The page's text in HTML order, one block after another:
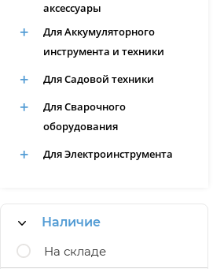
аксессуары
Для Аккумуляторного
инструмента и техники
Для Садовой техники
Для Сварочного
оборудования
Для Электроинструмента
Наличие
На складе